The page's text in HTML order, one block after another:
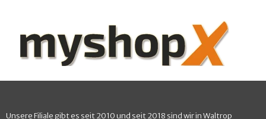
Unsere Filiale gibt es seit 2010 und seit 2018 sind wir in Waltrop